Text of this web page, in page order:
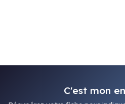
C'est mon